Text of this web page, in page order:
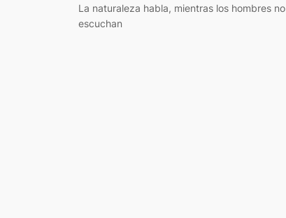
La naturaleza habla, mientras los hombres no
escuchan